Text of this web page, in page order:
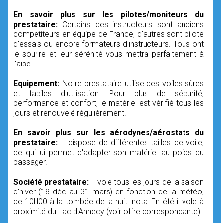
En savoir plus sur les pilotes/moniteurs du
prestataire: Certains des instructeurs sont anciens
compétiteurs en équipe de France, d'autres sont pilote
d'essais ou encore formateurs d'instructeurs. Tous ont
le sourire et leur sérénité vous mettra parfaitement à
l'aise...
Equipement: Notre prestataire utilise des voiles sûres
et faciles d'utilisation. Pour plus de sécurité,
performance et confort, le matériel est vérifié tous les
jours et renouvelé régulièrement.
En savoir plus sur les aérodynes/aérostats du
prestataire: Il dispose de différentes tailles de voile,
ce qui lui permet d'adapter son matériel au poids du
passager.
Société prestataire: Il vole tous les jours de la saison
d'hiver (18 déc au 31 mars) en fonction de la météo,
de 10H00 à la tombée de la nuit. nota: En été il vole à
proximité du Lac d'Annecy (voir offre correspondante)